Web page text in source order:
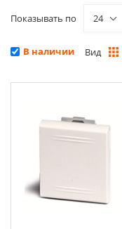
Показывать по 24
В наличии Вид